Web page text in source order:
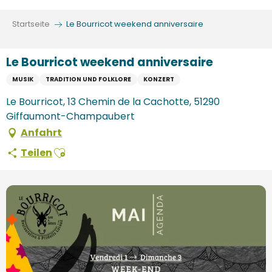
Startseite Le Bourricot weekend anniversaire
Le Bourricot weekend anniversaire
MUSIK TRADITION UND FOLKLORE KONZERT
Le Bourricot, 13 Chemin de la Cachotte, 51290
Giffaumont-Champaubert
Anfahrt
TeilenAjouter aux favoris